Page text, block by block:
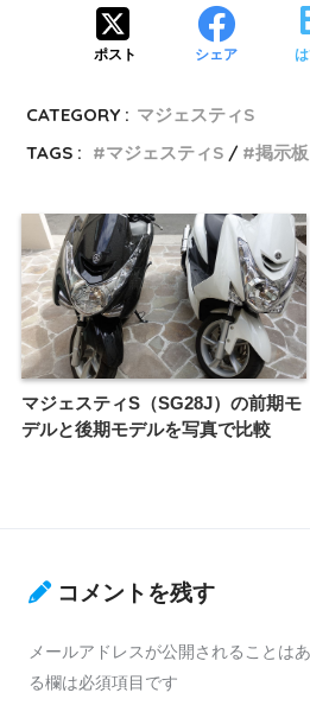
ポスト シェア
CATEGORY : マジェスティS
TAGS :
マジェスティS 掲示板
マジェスティS（SG28J）の前期モ
デルと後期モデルを写真で比較
コメントを残す
メールアドレスが公開されることはあ
る欄は必須項目です